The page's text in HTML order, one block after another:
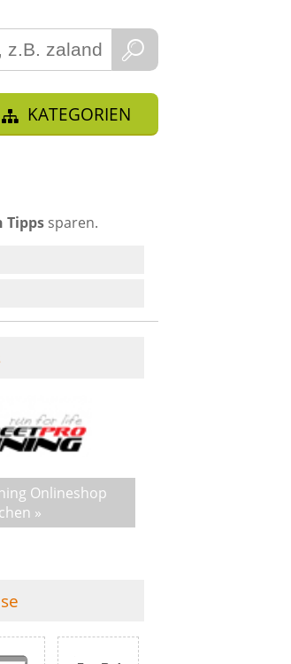
KATEGORIEN
Tipps sparen.
Onlineshop
»